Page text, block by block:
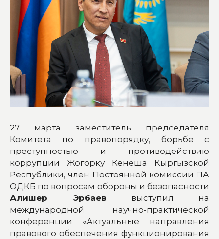
27 марта заместитель председателя
Комитета по правопорядку, борьбе с
преступностью и противодействию
коррупции Жогорку Кенеша Кыргызской
Республики, член Постоянной комиссии ПА
ОДКБ по вопросам обороны и безопасности
Алишер Эрбаев выступил на
международной научно-практической
конференции «Актуальные направления
правового обеспечения функционирования